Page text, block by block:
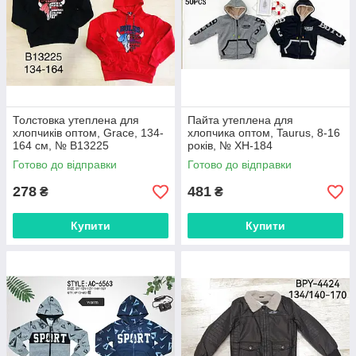
Толстовка утеплена для
хлопчиків оптом, Grace, 134-
164 см, № В13225
Готово до відправки
278 ₴
Купити
Пайта утеплена для
хлопчика оптом, Taurus, 8-16
років, № XH-184
Готово до відправки
481 ₴
Купити